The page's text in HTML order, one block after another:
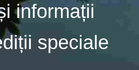
informații
speciale